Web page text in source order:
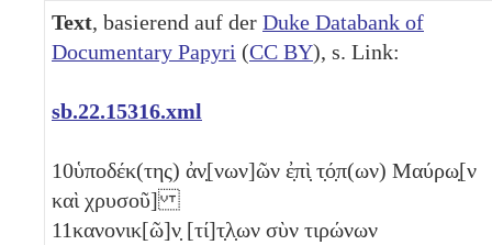
Text, basierend auf der Duke Databank of
Documentary Papyri (CC BY), s. Link:
sb.22.15316.xml
10ὑποδέκ(της) ἀν̣[νων]ῶν ἐ̣πὶ̣ τ̣ό̣π(ων) Μαύρω̣[ν
καὶ χρυσοῦ]
11κανονικ[ῶ]ν̣ [τί]τ̣λ̣ων σὺν τιρώνων